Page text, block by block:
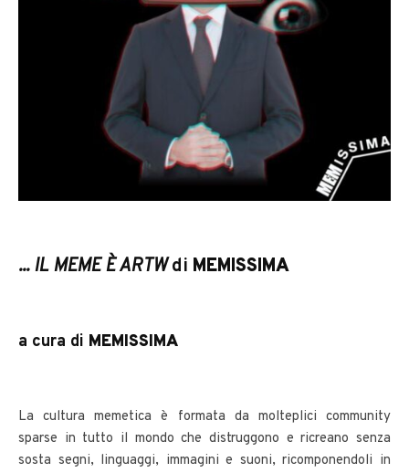
... IL MEMEÈ ARTW di MEMISSIMA
a cura di MEMISSIMA
La cultura memetica è formata da molteplici community
sparse in tutto il mondo che distruggono e ricreano senza
sosta segni, linguaggi, immagini e suoni, ricomponendoli in